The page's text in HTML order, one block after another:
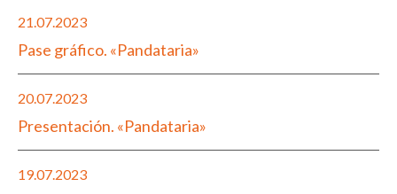
21.07.2023
Pase gráfico. «Pandataria»
20.07.2023
Presentación. «Pandataria»
19.07.2023